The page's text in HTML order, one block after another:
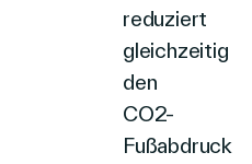
reduziert
gleichzeitig
den
CO2-
Fußabdruck